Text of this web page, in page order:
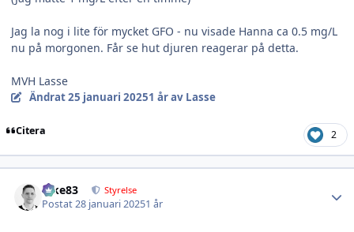
Jag la nog i lite för mycket GFO - nu visade Hanna ca 0.5 mg/L
nu på morgonen. Får se hut djuren reagerar på detta.
MVH Lasse
Ändrat25 januari 20251 årav Lasse
Citera 2
nike83 Styrelse
Postat28 januari 20251 år